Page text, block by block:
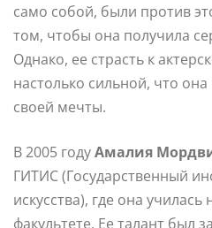
само собой, были против
том, чтобы она получила
Однако, ее страсть к
настолько сильной, что она
своей мечты.
В 2005 годуАмалия
ГИТИС (Государственный
искусства), где она училась
факультете. Ее талант был